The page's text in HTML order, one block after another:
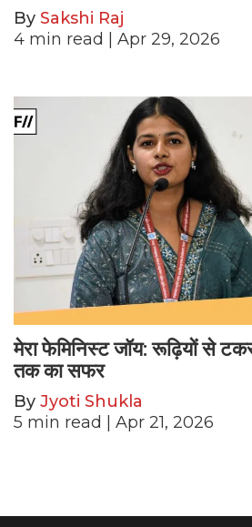
By Sakshi Raj
4 min read | Apr 29, 2026
मेरा फेमिनिस्ट जॉय: रूढ़ियों से
तक का सफर
By Jyoti Shukla
5 min read | Apr 21, 2026